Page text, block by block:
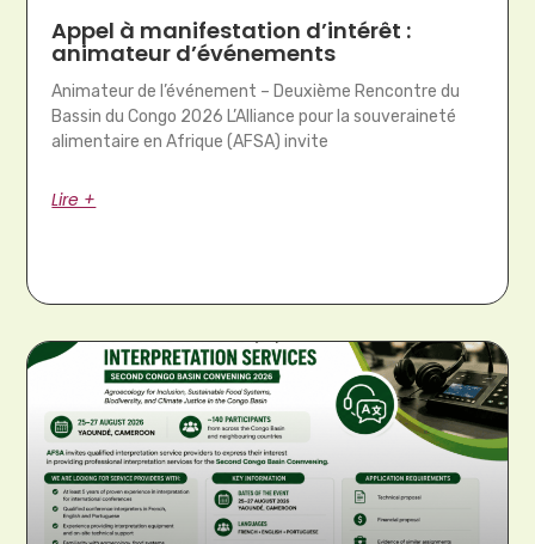
Appel à manifestation d’intérêt :
animateur d’événements
Animateur de l’événement – Deuxième Rencontre du
Bassin du Congo 2026 L’Alliance pour la souveraineté
alimentaire en Afrique (AFSA) invite
Lire +